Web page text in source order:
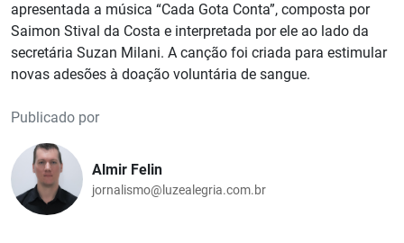
apresentada a música “Cada Gota Conta”, composta por
Saimon Stival da Costa e interpretada por ele ao lado da
secretária Suzan Milani. A canção foi criada para estimular
novas adesões à doação voluntária de sangue.
Publicado por
Almir Felin
jornalismo@luzealegria.com.br